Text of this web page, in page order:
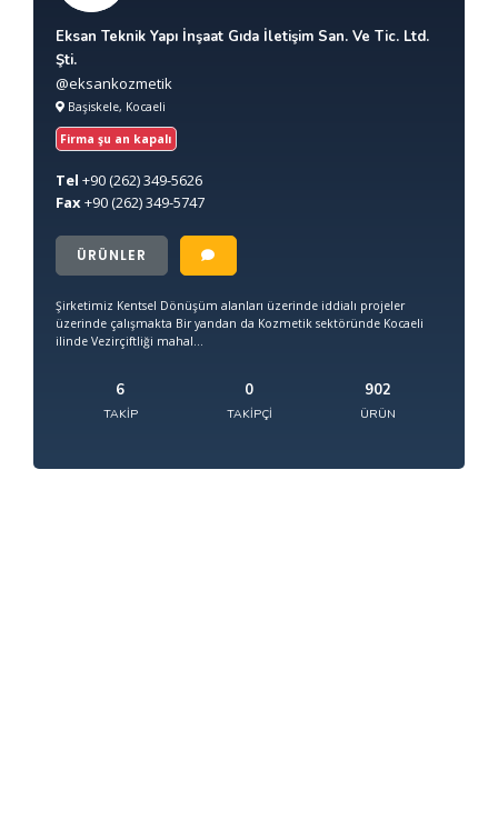
Eksan Teknik Yapı İnşaat Gıda İletişim San. Ve Tic. Ltd.
Şti.
@eksankozmetik
Başiskele, Kocaeli
Firma şu an kapalı
Tel +90(262) 349-5626
Fax+90(262) 349-5747
ÜRÜNLER
Şirketimiz Kentsel Dönüşüm alanları üzerinde iddialı projeler
üzerinde çalışmakta Bir yandan da Kozmetik sektöründe Kocaeli
ilinde Vezirçiftliği mahal...
6
TAKIP
0
TAKIPÇI
902
ÜRÜN